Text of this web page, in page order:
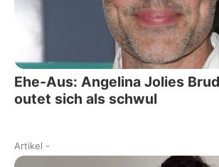
Ehe-Aus: Angelina Jolies
outet sich als schwul
Artikel -